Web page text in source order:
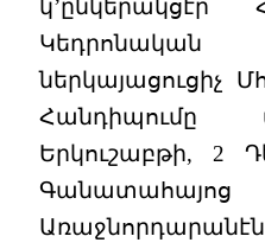
ներկայացուցիչ
Հանդիպումը
Երկուշաբթի, 2